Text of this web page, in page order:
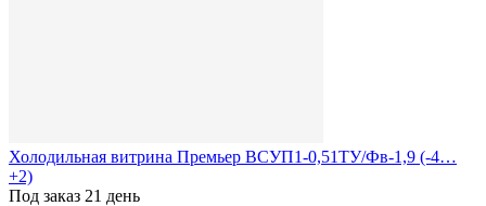
Холодильная витрина Премьер ВСУП1-0,51ТУ/Фв-1,9 (-4…
+2)
Под заказ 21 день